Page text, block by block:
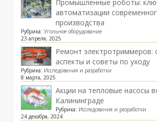
Промышленные роботы:
автоматизации
производства
Рубрика: Угольное оборудование
23 апреля, 2025
Ремонт электротриммеров:
аспекты и советы по уходу
Рубрика: Исследования и разработки
8 марта, 2025
Акции на тепловые насосы
Калининграде
Рубрика: Исследования и разработки
24 декабря, 2024